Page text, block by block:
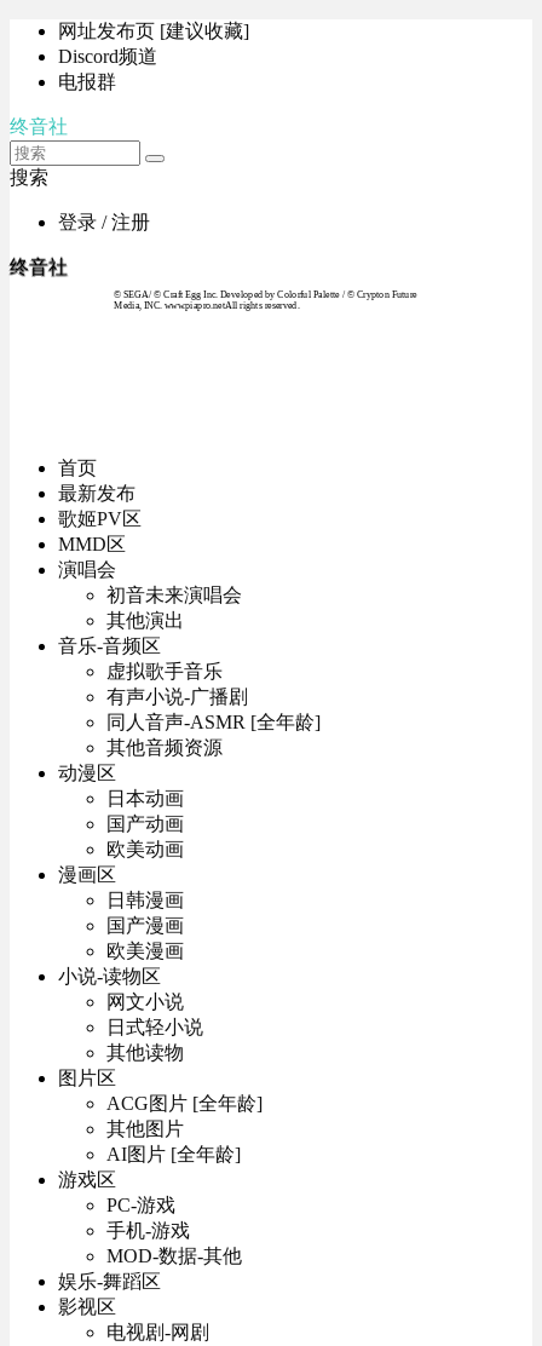
网址发布页 [建议收藏]
Discord频道
电报群
终音社
搜索
登录 / 注册
终音社
© SEGA / © Craft Egg Inc. Developed by Colorful Palette / © Crypton Future
Media, INC. www.piapro.netAll rights reserved.
首页
最新发布
歌姬PV区
MMD区
演唱会
初音未来演唱会
其他演出
音乐-音频区
虚拟歌手音乐
有声小说-广播剧
同人音声-ASMR [全年龄]
其他音频资源
动漫区
日本动画
国产动画
欧美动画
漫画区
日韩漫画
国产漫画
欧美漫画
小说-读物区
网文小说
日式轻小说
其他读物
图片区
ACG图片 [全年龄]
其他图片
AI图片 [全年龄]
游戏区
PC-游戏
手机-游戏
MOD-数据-其他
娱乐-舞蹈区
影视区
电视剧-网剧